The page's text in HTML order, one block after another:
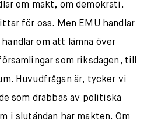
om makt, om demokrati.
för oss. Men EMU handlar
om att lämna över
som riksdagen, till
Huvudfrågan är, tycker vi
som drabbas av politiska
i slutändan har makten. Om